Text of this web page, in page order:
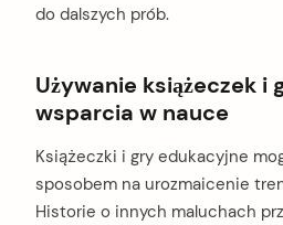
do dalszych prób.
Używanie książeczek i
wsparcia w nauce
Książeczki i gry edukacyjne
sposobem na urozmaicenie
Historie o innych maluchach